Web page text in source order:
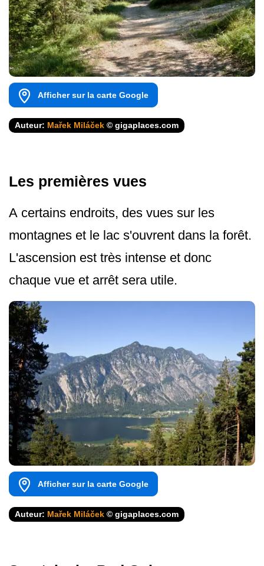
Afficher sur la carte Google
Auteur: Mařek Miláček © gigaplaces.com
Les premières vues
A certains endroits, des vues sur les
montagnes et le lac s'ouvrent dans la forêt.
L'ascension est très intense et donc
chaque vue et arrêt sera utile.
Afficher sur la carte Google
Auteur: Mařek Miláček © gigaplaces.com